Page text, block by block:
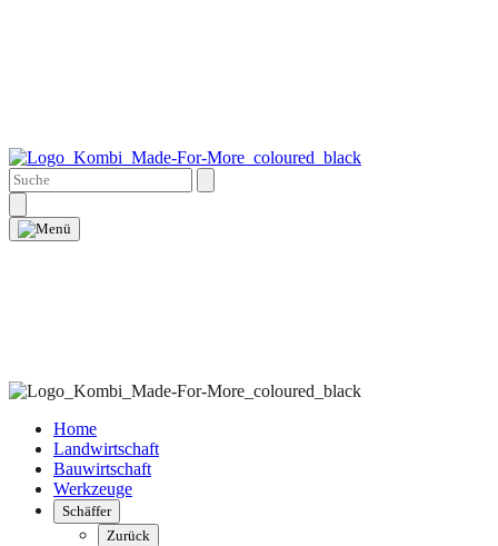
Home
Landwirtschaft
Bauwirtschaft
Werkzeuge
Schäffer
Zurück